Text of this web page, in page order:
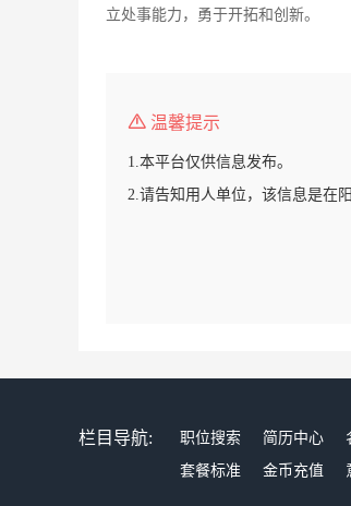
立处事能力，勇于开拓和创新。
温馨提示
1.本平台仅供信息发布。
2.请告知用人单位，该信息是在
栏目导航: 职位搜索 简历中心
套餐标准
金币充值